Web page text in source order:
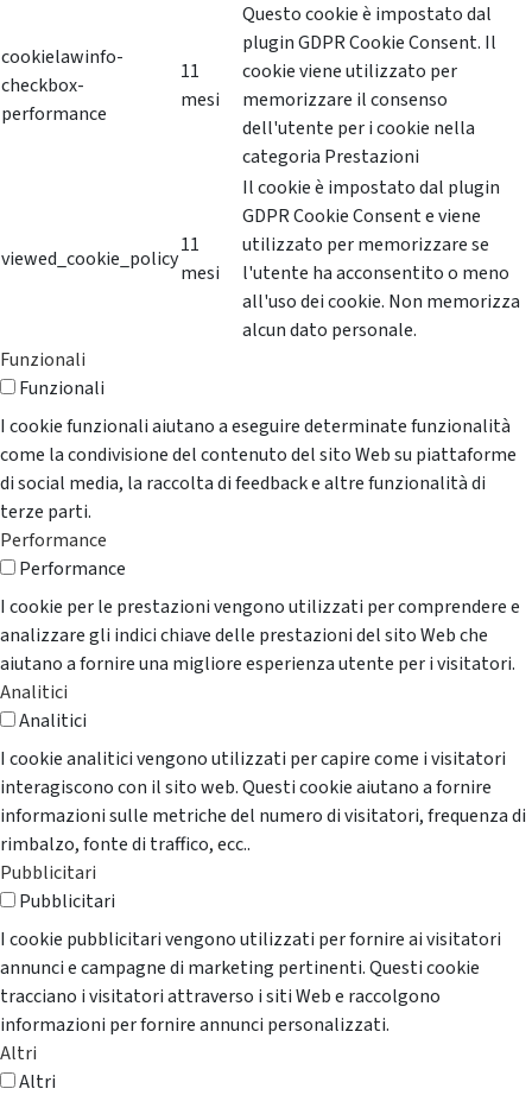
cookielawinfo-
checkbox-
performance
11
mesi
Questo cookie è impostato dal
plugin GDPR Cookie Consent. Il
cookie viene utilizzato per
memorizzare il consenso
dell'utente per i cookie nella
categoria Prestazioni
viewed_cookie_policy
11
mesi
Il cookie è impostato dal plugin
GDPR Cookie Consent e viene
utilizzato per memorizzare se
l'utente ha acconsentito o meno
all'uso dei cookie. Non memorizza
alcun dato personale.
Funzionali
Funzionali
I cookie funzionali aiutano a eseguire determinate funzionalità
come la condivisione del contenuto del sito Web su piattaforme
di social media, la raccolta di feedback e altre funzionalità di
terze parti.
Performance
Performance
I cookie per le prestazioni vengono utilizzati per comprendere e
analizzare gli indici chiave delle prestazioni del sito Web che
aiutano a fornire una migliore esperienza utente per i visitatori.
Analitici
Analitici
I cookie analitici vengono utilizzati per capire come i visitatori
interagiscono con il sito web. Questi cookie aiutano a fornire
informazioni sulle metriche del numero di visitatori, frequenza di
rimbalzo, fonte di traffico, ecc..
Pubblicitari
Pubblicitari
I cookie pubblicitari vengono utilizzati per fornire ai visitatori
annunci e campagne di marketing pertinenti. Questi cookie
tracciano i visitatori attraverso i siti Web e raccolgono
informazioni per fornire annunci personalizzati.
Altri
Altri